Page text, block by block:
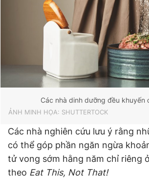
Các nhà dinh dưỡng đều khuyến
ẢNH MINH HỌA: SHUTTERTOCK
Các nhà nghiên cứu lưu ý rằng
có thể góp phần ngăn ngừa
tử vong sớm hằng năm chỉ riêng
theo Eat This, Not That!